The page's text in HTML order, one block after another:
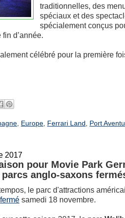
traditionnelles, des
spéciaux et des
spécialement conçus
d’année.
célébré pour la première
, Europe, Ferrari Land Port
2017
pour Movie Park
anglo-saxons
le parc d'attractions
fermésamedi 18 novembre.